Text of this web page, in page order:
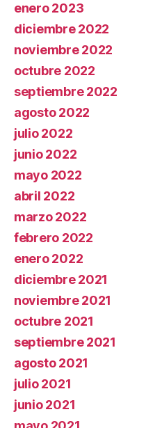
enero 2023
diciembre 2022
noviembre 2022
octubre 2022
septiembre 2022
agosto 2022
julio 2022
junio 2022
mayo 2022
abril 2022
marzo 2022
febrero 2022
enero 2022
diciembre 2021
noviembre 2021
octubre 2021
septiembre 2021
agosto 2021
julio 2021
junio 2021